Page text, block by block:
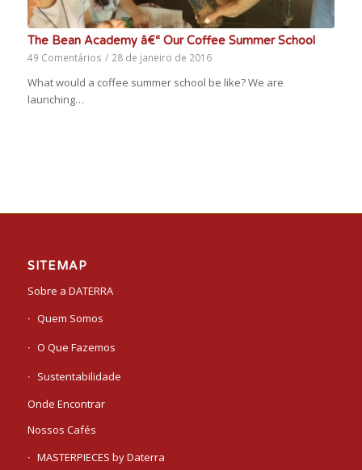
The Bean Academy â€“ Our Coffee Summer School
49 Comentários / 28 de janeiro de 2016
What would a coffee summer school be like? We are
launching…
SITEMAP
Sobre a DATERRA
Quem Somos
O Que Fazemos
Sustentabilidade
Onde Encontrar
Nossos Cafés
MASTERPIECES by Daterra